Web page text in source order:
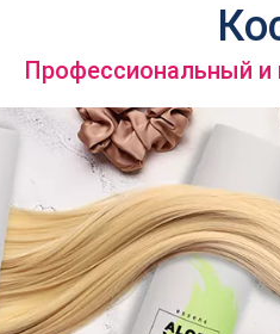
Профессиональный и